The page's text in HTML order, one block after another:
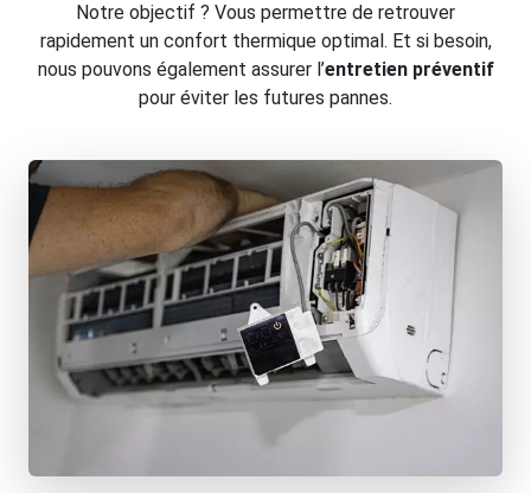
Notre objectif ? Vous permettre de retrouver
rapidement un confort thermique optimal. Et si besoin,
nous pouvons également assurer l’entretien préventif
pour éviter les futures pannes.